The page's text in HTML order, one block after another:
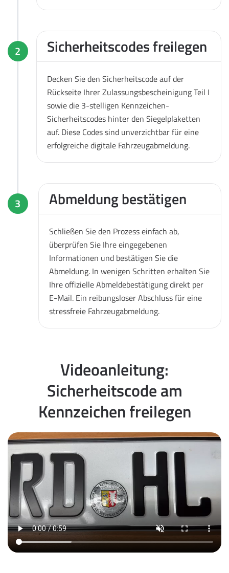
2 Sicherheitscodes freilegen
Decken Sie den Sicherheitscode auf der
Rückseite Ihrer Zulassungsbescheinigung Teil I
sowie die 3-stelligen Kennzeichen-
Sicherheitscodes hinter den Siegelplaketten
auf. Diese Codes sind unverzichtbar für eine
erfolgreiche digitale Fahrzeugabmeldung.
3 Abmeldung bestätigen
Schließen Sie den Prozess einfach ab,
überprüfen Sie Ihre eingegebenen
Informationen und bestätigen Sie die
Abmeldung. In wenigen Schritten erhalten Sie
Ihre offizielle Abmeldebestätigung direkt per
E-Mail. Ein reibungsloser Abschluss für eine
stressfreie Fahrzeugabmeldung.
Videoanleitung:
Sicherheitscode am
Kennzeichen freilegen